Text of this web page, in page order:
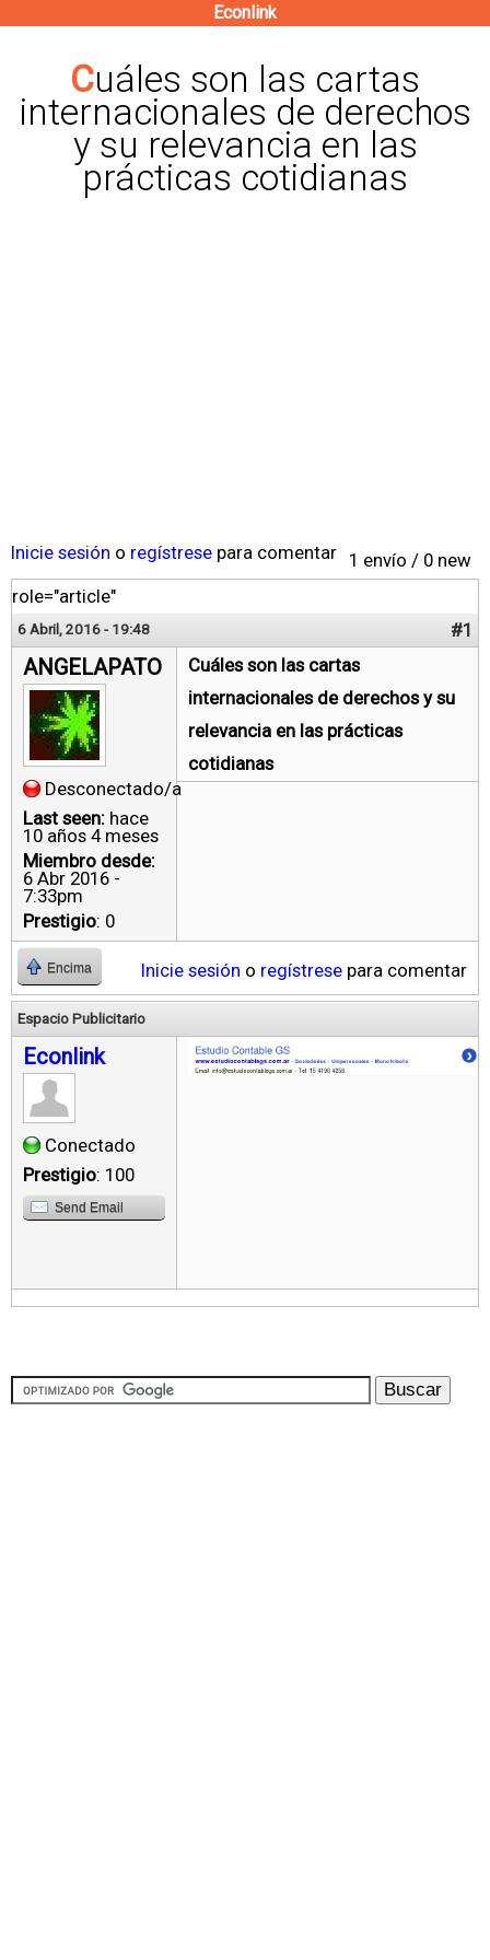
contenido
principal
Econlink
Cuáles son las cartas
internacionales de derechos
y su relevancia en las
prácticas cotidianas
1 envío / 0 new
Inicie sesión o regístrese para comentar
role="article"
6 Abril, 2016 - 19:48 #1
ANGELAPATO
Desconectado/a
Last seen: hace
10 años 4 meses
Miembro desde:
6 Abr 2016 -
7:33pm
Prestigio: 0
Cuáles son las cartas
internacionales de derechos y su
relevancia en las prácticas
cotidianas
Encima Inicie sesión o regístrese para comentar
Espacio Publicitario
Econlink
Conectado
Prestigio: 100
Send Email